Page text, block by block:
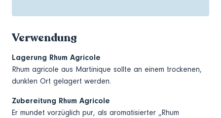
Verwendung
Lagerung Rhum Agricole
Rhum agricole aus Martinique sollte an einem trockenen,
dunklen Ort gelagert werden.
Zubereitung Rhum Agricole
Er mundet vorzüglich pur, als aromatisierter „Rhum